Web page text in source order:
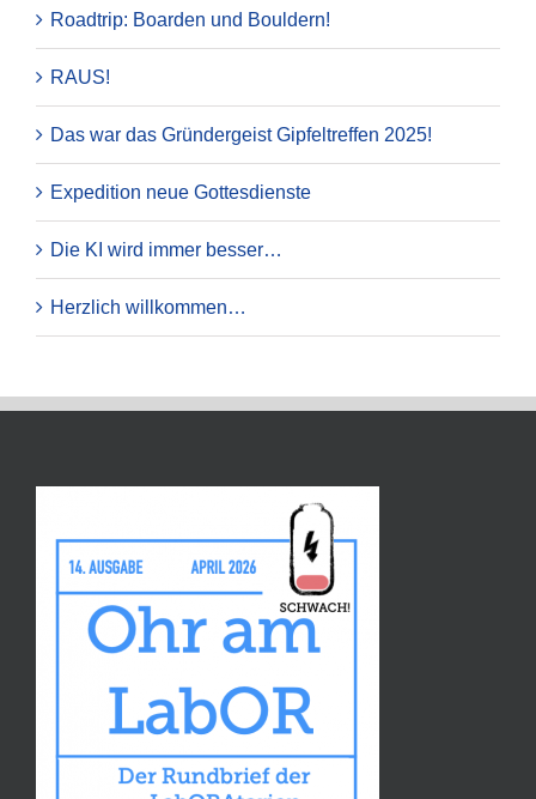
Roadtrip: Boarden und Bouldern!
RAUS!
Das war das Gründergeist Gipfeltreffen 2025!
Expedition neue Gottesdienste
Die KI wird immer besser…
Herzlich willkommen…